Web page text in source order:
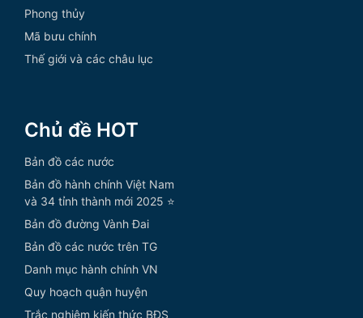
Phong thủy
Mã bưu chính
Thế giới và các châu lục
Chủ đề HOT
Bản đồ các nước
Bản đồ hành chính Việt Nam
và 34 tỉnh thành mới 2025 ⭐
Bản đồ đường Vành Đai
Bản đồ các nước trên TG
Danh mục hành chính VN
Quy hoạch quận huyện
Trắc nghiệm kiến thức BĐS